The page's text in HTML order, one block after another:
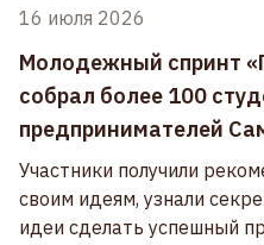
16 июля 2026
Молодежный спринт
собрал более 100
предпринимателей
Участники получили
своим идеям, узнали
идеи сделать успешный